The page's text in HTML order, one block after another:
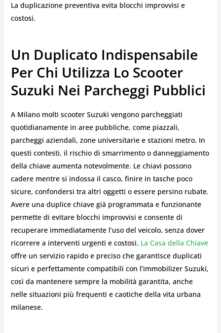
La duplicazione preventiva evita blocchi improvvisi e
costosi.
Un Duplicato Indispensabile
Per Chi Utilizza Lo Scooter
Suzuki Nei Parcheggi Pubblici
A Milano molti scooter Suzuki vengono parcheggiati
quotidianamente in aree pubbliche, come piazzali,
parcheggi aziendali, zone universitarie e stazioni metro. In
questi contesti, il rischio di smarrimento o danneggiamento
della chiave aumenta notevolmente. Le chiavi possono
cadere mentre si indossa il casco, finire in tasche poco
sicure, confondersi tra altri oggetti o essere persino rubate.
Avere una duplice chiave già programmata e funzionante
permette di evitare blocchi improvvisi e consente di
recuperare immediatamente l’uso del veicolo, senza dover
ricorrere a interventi urgenti e costosi. La Casa della Chiave
offre un servizio rapido e preciso che garantisce duplicati
sicuri e perfettamente compatibili con l’immobilizer Suzuki,
così da mantenere sempre la mobilità garantita, anche
nelle situazioni più frequenti e caotiche della vita urbana
milanese.